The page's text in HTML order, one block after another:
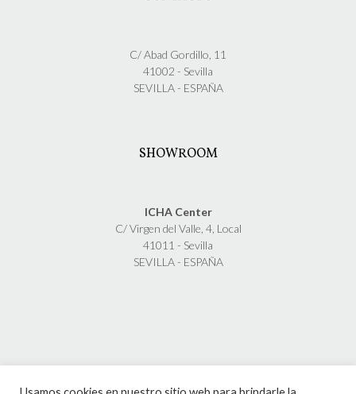
C/ Abad Gordillo, 11
41002 - Sevilla
SEVILLA - ESPAÑA
SHOWROOM
ICHA Center
C/ Virgen del Valle, 4, Local
41011 - Sevilla
SEVILLA - ESPAÑA